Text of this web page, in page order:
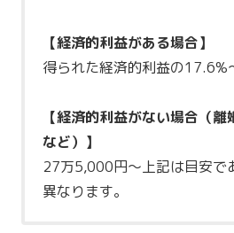
【経済的利益がある場合】
得られた経済的利益の17.6%
【経済的利益がない場合（
など）】
27万5,000円～上記は目安で
異なります。